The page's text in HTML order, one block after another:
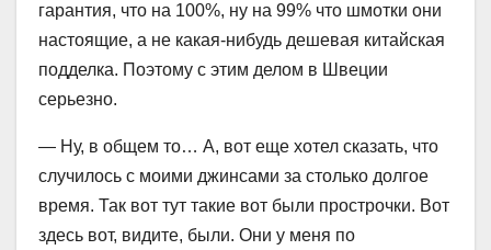
гарантия, что на 100%, ну на 99% что шмотки они
настоящие, а не какая-нибудь дешевая китайская
подделка. Поэтому с этим делом в Швеции
серьезно.
— Ну, в общем то… А, вот еще хотел сказать, что
случилось с моими джинсами за столько долгое
время. Так вот тут такие вот были прострочки. Вот
здесь вот, видите, были. Они у меня по